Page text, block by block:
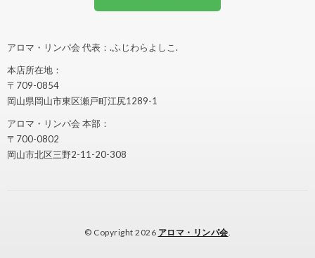
アロマ・リンパ会 代表：.ふじわらよしこ.
本店所在地：
〒709-0854
岡山県岡山市東区瀬戸町江尻1289-1
アロマ・リンパ会 本部：
〒700-0802
岡山市北区三野2-11-20-308
© Copyright 2026 アロマ・リンパ会